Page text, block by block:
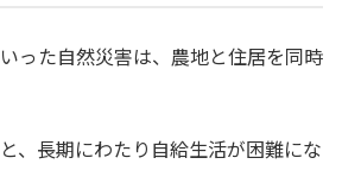
った自然災害は、農地と住居を同時
、長期にわたり自給生活が困難にな